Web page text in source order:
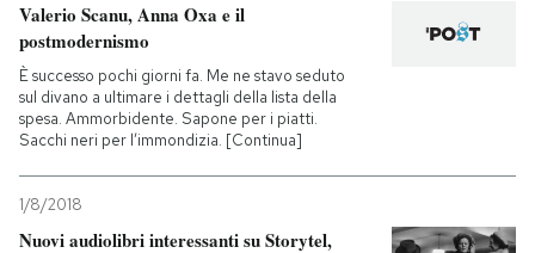
Valerio Scanu, Anna Oxa e il
postmodernismo
È successo pochi giorni fa. Me ne stavo seduto
sul divano a ultimare i dettagli della lista della
spesa. Ammorbidente. Sapone per i piatti.
Sacchi neri per l’immondizia. [Continua]
1/8/2018
Nuovi audiolibri interessanti su Storytel,